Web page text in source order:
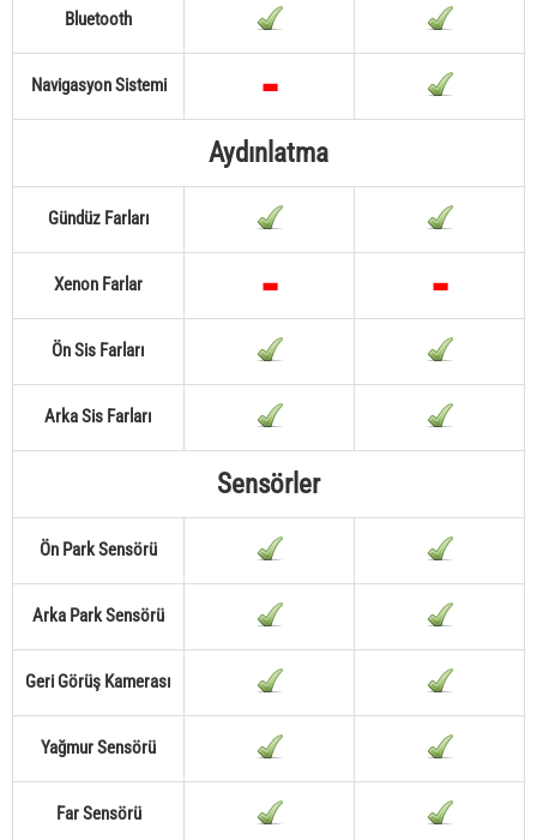
Bluetooth
Navigasyon Sistemi
Aydınlatma
Gündüz Farları
Xenon Farlar
Ön Sis Farları
Arka Sis Farları
Sensörler
Ön Park Sensörü
Arka Park Sensörü
Geri Görüş Kamerası
Yağmur Sensörü
Far Sensörü